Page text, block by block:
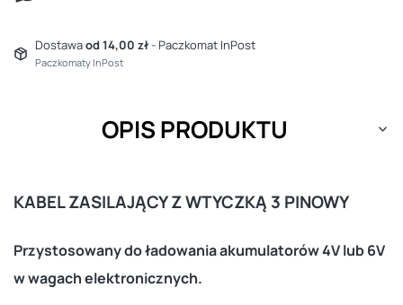
Dostawaod 14,00 zł- Paczkomat InPost
Paczkomaty InPost
OPIS PRODUKTU
KABEL ZASILAJĄCY Z WTYCZKĄ 3 PINOWY
Przystosowany do ładowania akumulatorów 4V lub 6V
w wagach elektronicznych.